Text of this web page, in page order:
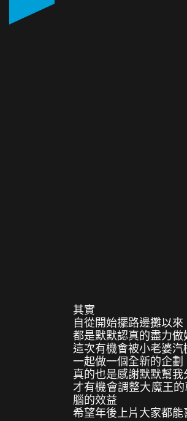
其實
自從開始擺路邊攤以來
都是默默認真的盡力
這次有機會被小老婆
一起做一個全新的企劃
真的也是感謝默默幫
才有機會調整大魔王
腦的效益
希望年後上片大家都能